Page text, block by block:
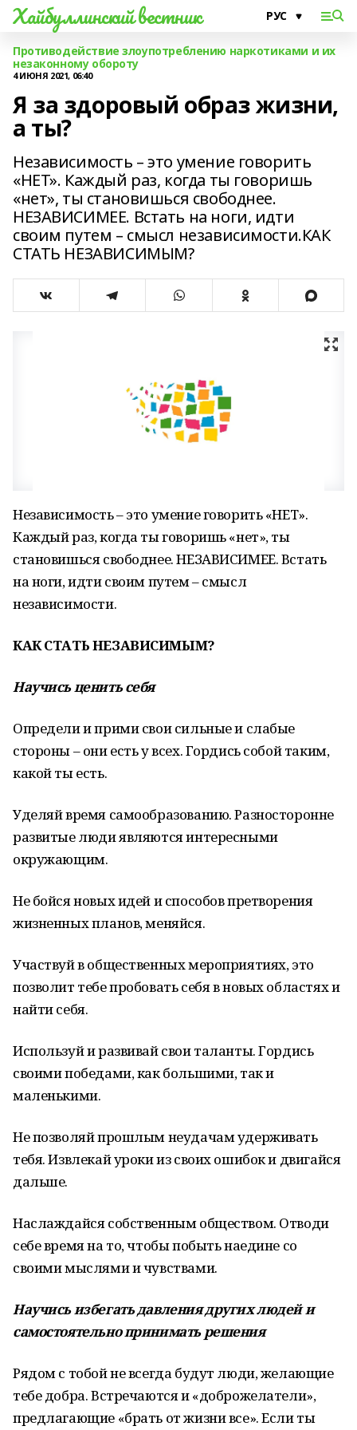
Хайбуллинский вестник
Противодействие злоупотреблению наркотиками и их
незаконному обороту
4 ИЮНЯ 2021, 06:40
Я за здоровый образ жизни,
а ты?
Независимость – это умение говорить
«НЕТ». Каждый раз, когда ты говоришь
«нет», ты становишься свободнее.
НЕЗАВИСИМЕЕ. Встать на ноги, идти
своим путем – смысл независимости.КАК
СТАТЬ НЕЗАВИСИМЫМ?
Независимость – это умение говорить «НЕТ».
Каждый раз, когда ты говоришь «нет», ты
становишься свободнее. НЕЗАВИСИМЕЕ. Встать
на ноги, идти своим путем – смысл
независимости.
КАК СТАТЬ НЕЗАВИСИМЫМ?
Научись ценить себя
Определи и прими свои сильные и слабые
стороны – они есть у всех. Гордись собой таким,
какой ты есть.
Уделяй время самообразованию. Разносторонне
развитые люди являются интересными
окружающим.
Не бойся новых идей и способов претворения
жизненных планов, меняйся.
Участвуй в общественных мероприятиях, это
позволит тебе пробовать себя в новых областях и
найти себя.
Используй и развивай свои таланты. Гордись
своими победами, как большими, так и
маленькими.
Не позволяй прошлым неудачам удерживать
тебя. Извлекай уроки из своих ошибок и двигайся
дальше.
Наслаждайся собственным обществом. Отводи
себе время на то, чтобы побыть наедине со
своими мыслями и чувствами.
Научись избегатьдавления других людейи
самостоятельнопринимать решения
Рядом с тобой не всегда будут люди, желающие
тебе добра. Встречаются и «доброжелатели»,
предлагающие «брать от жизни все». Если ты